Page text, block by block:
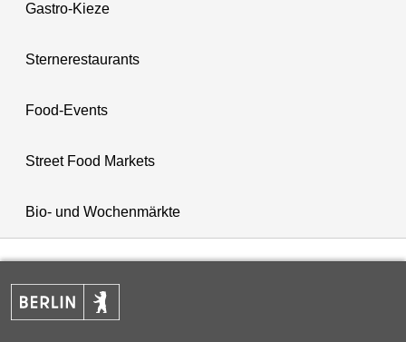
Gastro-Kieze
Sternerestaurants
Food-Events
Street Food Markets
Bio- und Wochenmärkte